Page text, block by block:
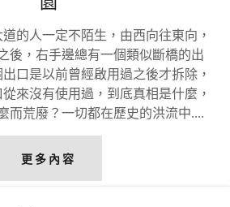
的人一定不陌生，由西向往東向，
後，右手邊總有一個類似斷橋的出
口是以前曾經啟用過之後才拆除，
來沒有使用過，到底真相是什麼，
而荒廢？一切都在歷史的洪流中....
更多內容